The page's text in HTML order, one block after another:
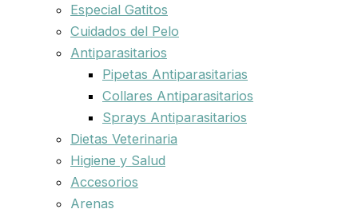
Especial Gatitos
Cuidados del Pelo
Antiparasitarios
Pipetas Antiparasitarias
Collares Antiparasitarios
Sprays Antiparasitarios
Dietas Veterinaria
Higiene y Salud
Accesorios
Arenas